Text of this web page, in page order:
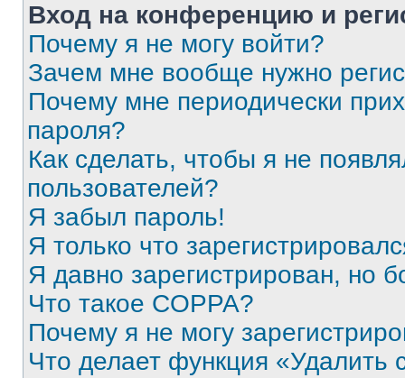
Вход на конференцию и
Почему я не могу войти?
Зачем мне вообще нужно
Почему мне периодически
пароля?
Как сделать, чтобы я не
пользователей?
Я забыл пароль!
Я только что
Я давно зарегистрирован, но
Что такое COPPA?
Почему я не могу
Что делает функция «Удалить